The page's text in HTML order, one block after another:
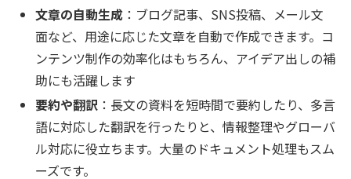
文章の自動生成 ：ブログ記事、SNS投稿、メール文
面など、用途に応じた文章を自動で作成できます。コ
ンテンツ制作の効率化はもちろん、アイデア出しの補
助にも活躍します
要約や翻訳 ：長文の資料を短時間で要約したり、多言
語に対応した翻訳を行ったりと、情報整理やグローバ
ル対応に役立ちます。大量のドキュメント処理もスム
ーズです。